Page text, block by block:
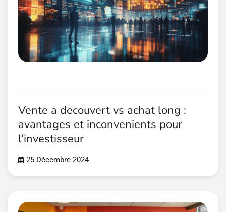
Vente a decouvert vs achat long :
avantages et inconvenients pour
l’investisseur
25 Décembre 2024